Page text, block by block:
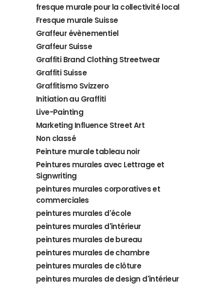
fresque murale pour la collectivité local
Fresque murale Suisse
Graffeur évènementiel
Graffeur Suisse
Graffiti Brand Clothing Streetwear
Graffiti Suisse
Graffitismo Svizzero
Initiation au Graffiti
Live-Painting
Marketing Influence Street Art
Non classé
Peinture murale tableau noir
Peintures murales avec Lettrage et
Signwriting
peintures murales corporatives et
commerciales
peintures murales d'école
peintures murales d'intérieur
peintures murales de bureau
peintures murales de chambre
peintures murales de clôture
peintures murales de design d'intérieur